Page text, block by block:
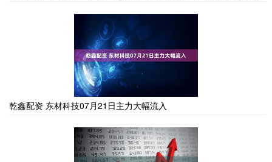
乾鑫配资 东材科技07月21日主力大幅流入